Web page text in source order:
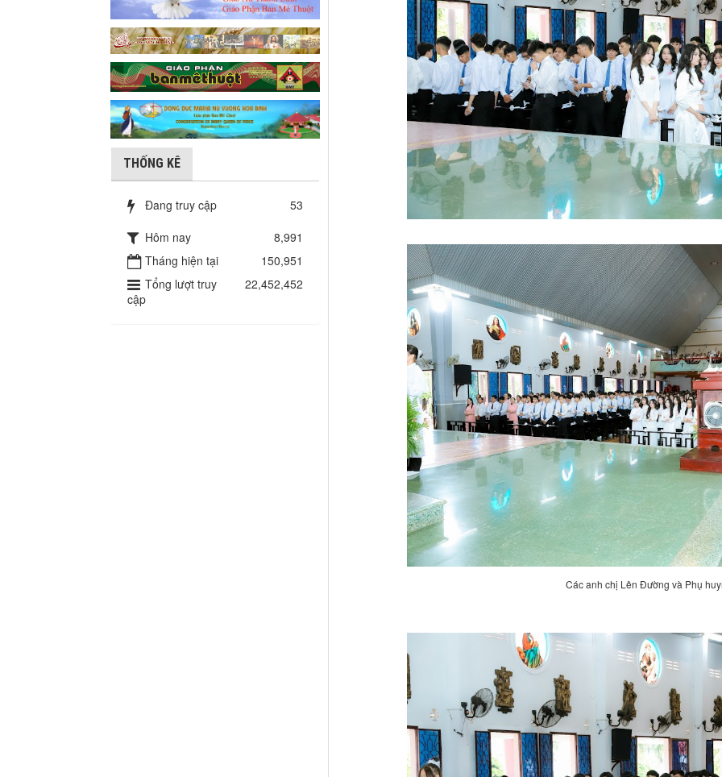
Các anh chị Lên Đường và Phụ
THỐNG KÊ
Đang truy cập
53
Hôm nay
8,991
Tháng hiện tại
150,951
Tổng lượt truy
cập
22,452,452